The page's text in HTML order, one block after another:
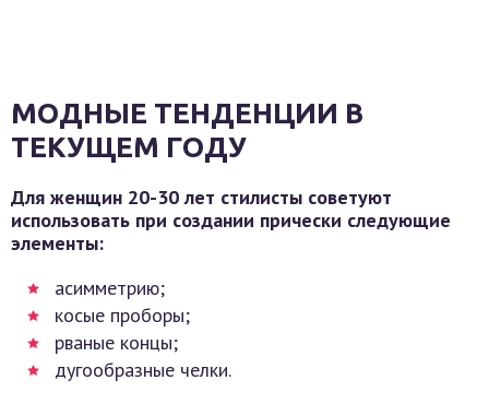
МОДНЫЕ ТЕНДЕНЦИИ В
ТЕКУЩЕМ ГОДУ
Для женщин 20-30 лет стилисты советуют
использовать при создании прически следующие
элементы:
асимметрию;
косые проборы;
рваные концы;
дугообразные челки.